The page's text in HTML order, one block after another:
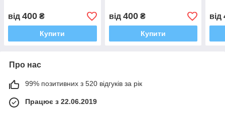
від 400 ₴
Купити
від 400₴
Купити
від
Про нас
99% позитивних з 520 відгуків за рік
Працює з 22.06.2019